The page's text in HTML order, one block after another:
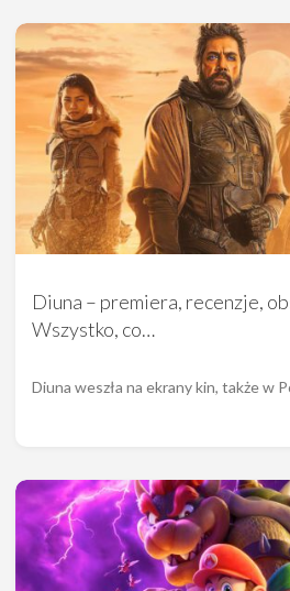
Diuna – premiera, recenzje,
Wszystko, co…
Diuna weszła na ekrany kin, także w